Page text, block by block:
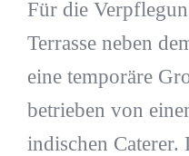
Für die
Terrasse neben
eine temporäre
betrieben von
indischen